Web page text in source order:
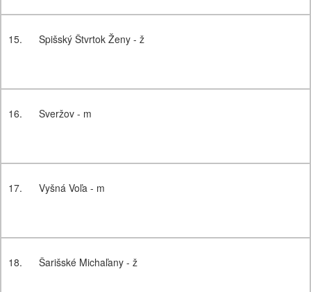
15. Spišský Štvrtok Ženy - ž
16. Sveržov - m
17. Vyšná Voľa - m
18. Šarišské Michaľany - ž